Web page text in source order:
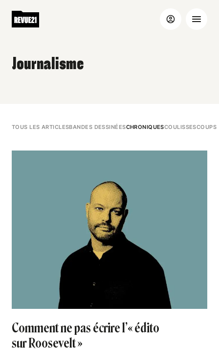
Journalisme
TOUS LES ARTICLESBANDES DESSINÉESCHRONIQUESCOULISSESCOUPS
Comment ne pas écrire l’« édito
sur Roosevelt »